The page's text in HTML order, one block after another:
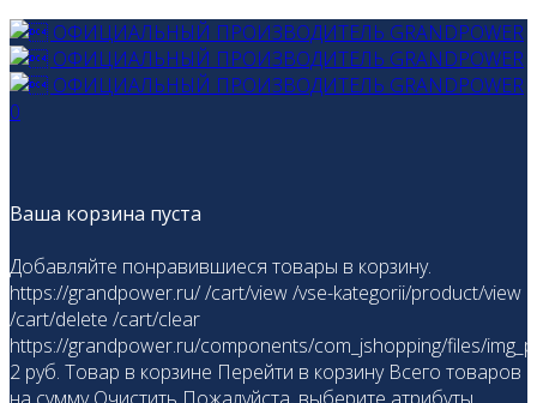
0
Ваша корзина пуста
Добавляйте понравившиеся товары в корзину.
https://grandpower.ru//cart/view/vse-kategorii/product/view
/cart/delete /cart/clear
https://grandpower.ru/components/com_jshopping/files/
2 руб. Товар в корзине Перейти в корзину Всего товаров
на сумму Очистить Пожалуйста, выберите атрибуты